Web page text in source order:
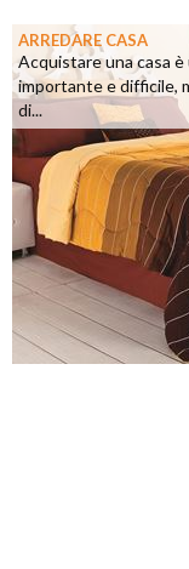
ARREDARE CASA
Acquistare una casa
importante e difficile,
di...